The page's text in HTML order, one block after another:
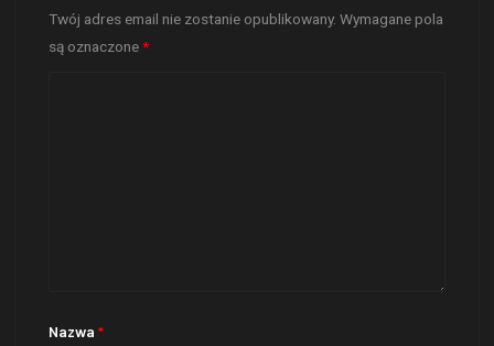
Twój adres email nie zostanie opublikowany. Wymagane pola
są oznaczone*
Nazwa*